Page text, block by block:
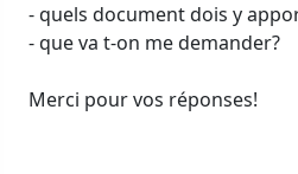
- quels document dois y
- que va t-on me demander?
Merci pour vos réponses!